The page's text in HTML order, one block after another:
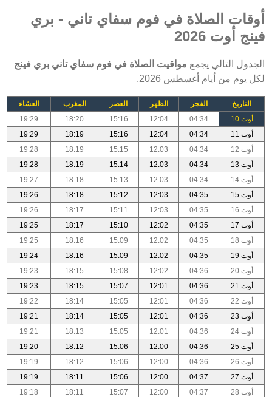
أوقات الصلاة في فوم سفاي تاني - بري
فينج أوت 2026
الجدول التالي يجمع مواقيت الصلاة في فوم سفاي تاني بري فينج
لكل يوم من أيام أغسطس 2026.
التاريخ الفجر الظهر العصر المغرب
العشاء
أوت 10
04:34
12:04
15:16
18:20
19:29
أوت 11
04:34
12:04
15:16
18:19
19:29
أوت 12
04:34
12:03
15:15
18:19
19:28
أوت 13
04:34
12:03
15:14
18:19
19:28
أوت 14
04:34
12:03
15:13
18:18
19:27
أوت 15
04:35
12:03
15:12
18:18
19:26
أوت 16
04:35
12:03
15:11
18:17
19:26
أوت 17
04:35
12:02
15:10
18:17
19:25
أوت 18
04:35
12:02
15:09
18:16
19:25
أوت 19
04:35
12:02
15:09
18:16
19:24
أوت 20
04:36
12:02
15:08
18:15
19:23
أوت 21
04:36
12:01
15:07
18:15
19:23
أوت 22
04:36
12:01
15:05
18:14
19:22
أوت 23
04:36
12:01
15:05
18:14
19:21
أوت 24
04:36
12:01
15:05
18:13
19:21
أوت 25
04:36
12:00
15:06
18:12
19:20
أوت 26
04:36
12:00
15:06
18:12
19:19
أوت 27
04:37
12:00
15:06
18:11
19:19
أوت 28
04:37
12:00
15:07
18:11
19:18